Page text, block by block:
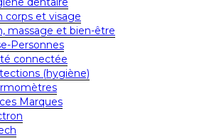
corps et visage
massage et bien-être
Personnes
connectée
(hygiène)
Marques